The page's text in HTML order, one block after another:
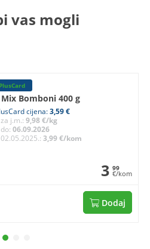
vas mogli
PlusCard
Bomboni 400 g
cijena:3,59 €
j.m.:9,98 €/kg
do:06.09.2026
3,99 €/kom
3 99
€/kom
Dodaj